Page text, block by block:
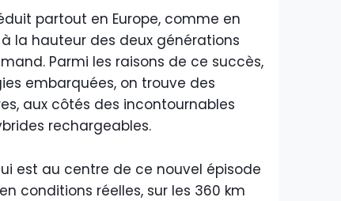
partout en Europe, comme en
la hauteur des deux générations
Parmi les raisons de ce succès,
embarquées, on trouve des
aux côtés des incontournables
rechargeables.
est au centre de ce nouvel épisode
conditions réelles, sur les 360 km